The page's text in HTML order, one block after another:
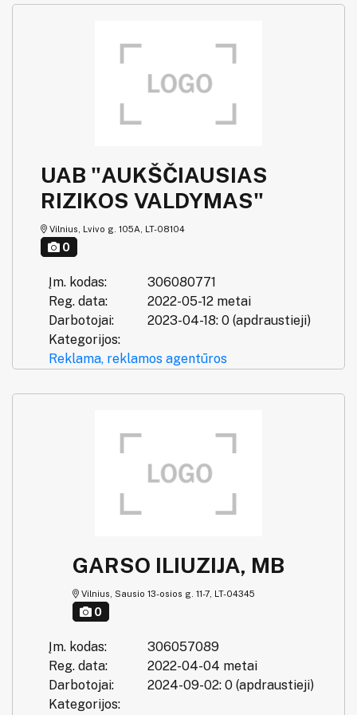
UAB "AUKŠČIAUSIAS
RIZIKOS VALDYMAS"
Vilnius, Lvivo g. 105A, LT-08104
0
Įm. kodas:
306080771
Reg. data:
2022-05-12 metai
Darbotojai:
2023-04-18: 0 (apdraustieji)
Kategorijos:
Reklama, reklamos agentūros
GARSO ILIUZIJA, MB
Vilnius, Sausio 13-osios g. 11-7, LT-04345
0
Įm. kodas:
306057089
Reg. data:
2022-04-04 metai
Darbotojai:
2024-09-02: 0 (apdraustieji)
Kategorijos: